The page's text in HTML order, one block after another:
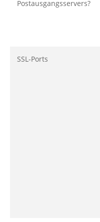
Postausgangsservers?
SSL-Ports